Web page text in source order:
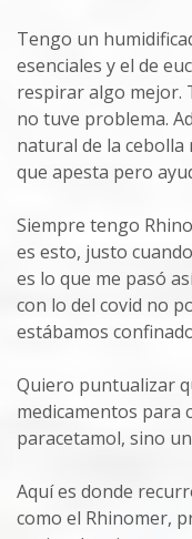
Tengo un
esenciales y el de
respirar algo mejor.
no tuve problema.
natural de la
que apesta pero
Siempre tengo
es esto, justo
es lo que me pasó
con lo del covid no
estábamos
Quiero puntualizar
medicamentos
paracetamol, sino
Aquí es donde
como el Rhinomer,